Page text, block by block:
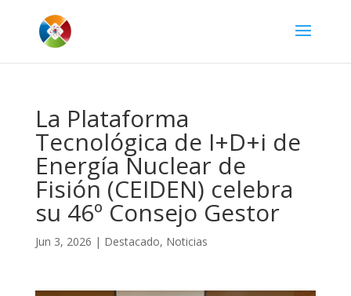
La Plataforma
Tecnológica de I+D+i de
Energía Nuclear de
Fisión (CEIDEN) celebra
su 46º Consejo Gestor
Jun 3, 2026 | Destacado, Noticias